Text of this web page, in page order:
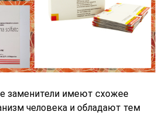
заменители имеют схожее
человека и обладают тем